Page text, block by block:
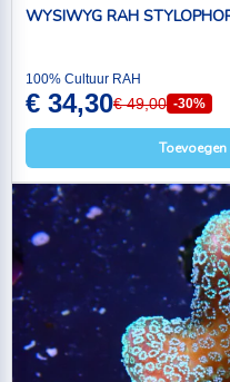
WYSIWYG RAH
100% Cultuur RAH
€ 34,30€ 49,00 -30%